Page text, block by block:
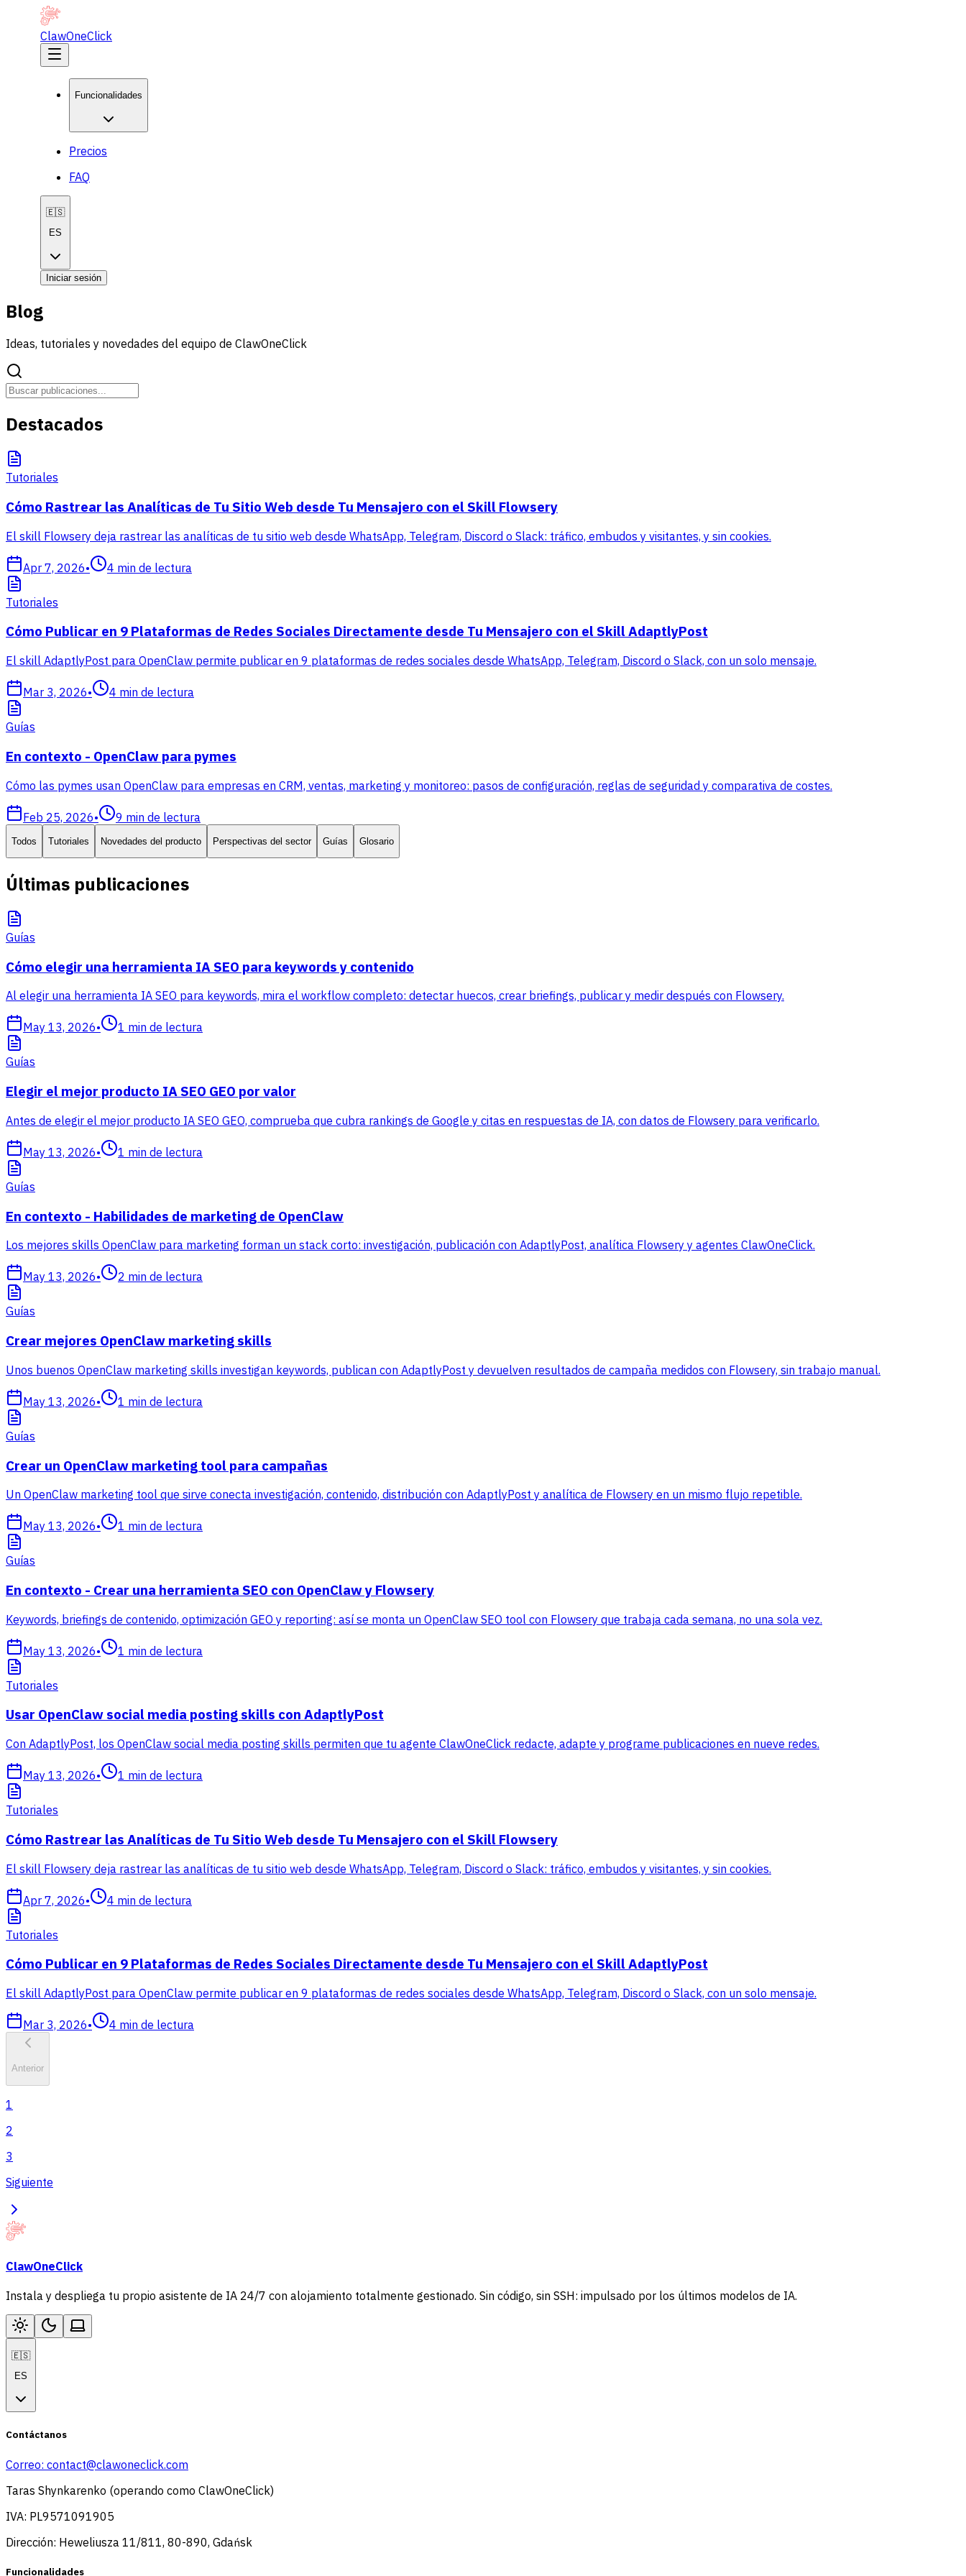
ClawOneClick
Funcionalidades
Precios
FAQ
🇪🇸
ES
Iniciar sesión
Blog
Ideas, tutoriales y novedades del equipo de ClawOneClick
Destacados
Tutoriales
Cómo Rastrear las Analíticas de Tu Sitio Web desde Tu Mensajero con el Skill Flowsery
El skill Flowsery deja rastrear las analíticas de tu sitio web desde WhatsApp, Telegram, Discord o Slack: tráfico, embudos y visitantes, y sin cookies.
Apr 7, 2026• 4 min de lectura
Tutoriales
Cómo Publicar en 9 Plataformas de Redes Sociales Directamente desde Tu Mensajero con el Skill AdaptlyPost
El skill AdaptlyPost para OpenClaw permite publicar en 9 plataformas de redes sociales desde WhatsApp, Telegram, Discord o Slack, con un solo mensaje.
Mar 3, 2026• 4 min de lectura
Guías
En contexto - OpenClaw para pymes
Cómo las pymes usan OpenClaw para empresas en CRM, ventas, marketing y monitoreo: pasos de configuración, reglas de seguridad y comparativa de costes.
Feb 25, 2026• 9 min de lectura
Todos Tutoriales Novedades del producto Perspectivas del sector Guías Glosario
Últimas publicaciones
Guías
Cómo elegir una herramienta IA SEO para keywords y contenido
Al elegir una herramienta IA SEO para keywords, mira el workflow completo: detectar huecos, crear briefings, publicar y medir después con Flowsery.
May 13, 2026• 1 min de lectura
Guías
Elegir el mejor producto IA SEO GEO por valor
Antes de elegir el mejor producto IA SEO GEO, comprueba que cubra rankings de Google y citas en respuestas de IA, con datos de Flowsery para verificarlo.
May 13, 2026• 1 min de lectura
Guías
En contexto - Habilidades de marketing de OpenClaw
Los mejores skills OpenClaw para marketing forman un stack corto: investigación, publicación con AdaptlyPost, analítica Flowsery y agentes ClawOneClick.
May 13, 2026• 2 min de lectura
Guías
Crear mejores OpenClaw marketing skills
Unos buenos OpenClaw marketing skills investigan keywords, publican con AdaptlyPost y devuelven resultados de campaña medidos con Flowsery, sin trabajo manual.
May 13, 2026• 1 min de lectura
Guías
Crear un OpenClaw marketing tool para campañas
Un OpenClaw marketing tool que sirve conecta investigación, contenido, distribución con AdaptlyPost y analítica de Flowsery en un mismo flujo repetible.
May 13, 2026• 1 min de lectura
Guías
En contexto - Crear una herramienta SEO con OpenClaw y Flowsery
Keywords, briefings de contenido, optimización GEO y reporting: así se monta un OpenClaw SEO tool con Flowsery que trabaja cada semana, no una sola vez.
May 13, 2026• 1 min de lectura
Tutoriales
Usar OpenClaw social media posting skills con AdaptlyPost
Con AdaptlyPost, los OpenClaw social media posting skills permiten que tu agente ClawOneClick redacte, adapte y programe publicaciones en nueve redes.
May 13, 2026• 1 min de lectura
Tutoriales
Cómo Rastrear las Analíticas de Tu Sitio Web desde Tu Mensajero con el Skill Flowsery
El skill Flowsery deja rastrear las analíticas de tu sitio web desde WhatsApp, Telegram, Discord o Slack: tráfico, embudos y visitantes, y sin cookies.
Apr 7, 2026• 4 min de lectura
Tutoriales
Cómo Publicar en 9 Plataformas de Redes Sociales Directamente desde Tu Mensajero con el Skill AdaptlyPost
El skill AdaptlyPost para OpenClaw permite publicar en 9 plataformas de redes sociales desde WhatsApp, Telegram, Discord o Slack, con un solo mensaje.
Mar 3, 2026• 4 min de lectura
Anterior
1
2
3
Siguiente
ClawOneClick
Instala y despliega tu propio asistente de IA 24/7 con alojamiento totalmente gestionado. Sin código, sin SSH: impulsado por los últimos modelos de IA.
🇪🇸
ES
Contáctanos
Correo: contact@clawoneclick.com
Taras Shynkarenko (operando como ClawOneClick)
IVA: PL9571091905
Dirección: Heweliusza 11/811, 80-890, Gdańsk
Funcionalidades